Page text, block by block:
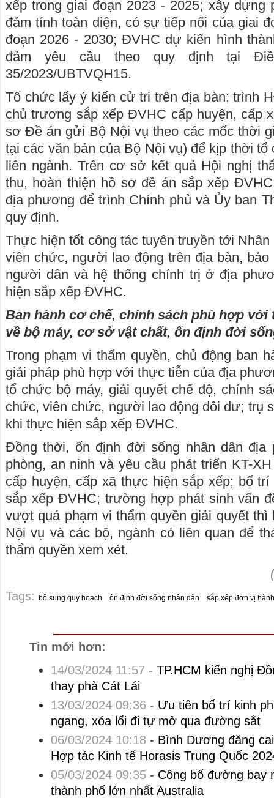
xếp trong giai đoạn 2023 - 2025; xây dựng
đảm tính toàn diện, có sự tiếp nối của giai
đoạn 2026 - 2030; ĐVHC dự kiến hình
đảm yêu cầu theo quy định tại
35/2023/UBTVQH15.
Tổ chức lấy ý kiến cử tri trên địa bàn; trình
chủ trương sắp xếp ĐVHC cấp huyện, cấp
sơ Đề án gửi Bộ Nội vụ theo các mốc thời
tại các văn bản của Bộ Nội vụ) để kịp thời
liên ngành. Trên cơ sở kết quả Hội nghị
thu, hoàn thiện hồ sơ đề án sắp xếp
địa phương để trình Chính phủ và Ủy ban
quy định.
Thực hiện tốt công tác tuyên truyền tới
viên chức, người lao động trên địa bàn,
người dân và hệ thống chính trị ở địa
hiện sắp xếp ĐVHC.
Ban hành cơ chế, chính sách phù hợp
về bộ máy, cơ sở vật chất, ổn định đời
Trong phạm vi thẩm quyền, chủ động ban
giải pháp phù hợp với thực tiễn của địa
tổ chức bộ máy, giải quyết chế độ, chính
chức, viên chức, người lao động dôi dư; trụ
khi thực hiện sắp xếp ĐVHC.
Đồng thời, ổn định đời sống nhân dân địa
phòng, an ninh và yêu cầu phát triển KT-
cấp huyện, cấp xã thực hiện sắp xếp; bố
sắp xếp ĐVHC; trường hợp phát sinh vấn
vượt quá phạm vi thẩm quyền giải quyết
Nội vụ và các bộ, ngành có liên quan để
thẩm quyền xem xét.
Tags: bổ sung quy hoạch ổn định đời sống nhân dân sắp xếp đơn vị
Tin mới hơn:
14/03/2024 11:57 - TP.HCM kiến nghị
thay phà Cát Lái
13/03/2024 09:36 - Ưu tiên bố trí kinh
ngang, xóa lối đi tự mở qua đường sắt
06/03/2024 10:18 - Bình Dương đăng
Hợp tác Kinh tế Horasis Trung Quốc
05/03/2024 09:35- Công bố đường bay
thành phố lớn nhất Australia